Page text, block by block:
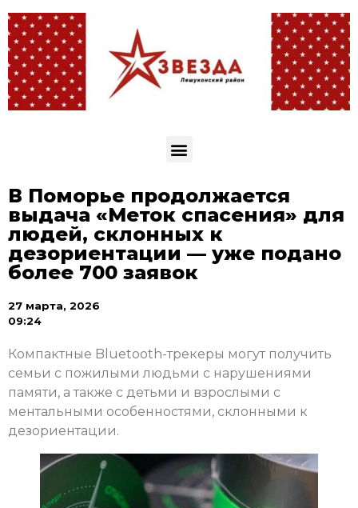
В Поморье продолжается
выдача «Меток спасения» для
людей, склонных к
дезориентации — уже подано
более 700 заявок
27 марта, 2026
09:24
Компактные Bluetooth-трекеры могут получить
семьи с пожилыми людьми с нарушениями
памяти, а также с детьми и взрослыми с
ментальными особенностями, склонными к
дезориентации.